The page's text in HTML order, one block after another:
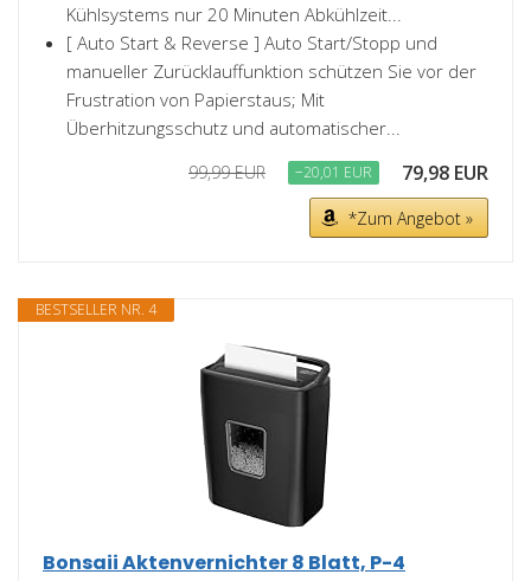
Kühlsystems nur 20 Minuten Abkühlzeit...
[ Auto Start & Reverse ] Auto Start/Stopp und
manueller Zurücklauffunktion schützen Sie vor der
Frustration von Papierstaus; Mit
Überhitzungsschutz und automatischer...
99,99 EUR −20,01 EUR 79,98 EUR
*Zum Angebot »
BESTSELLER NR. 4
Bonsaii Aktenvernichter 8 Blatt, P-4